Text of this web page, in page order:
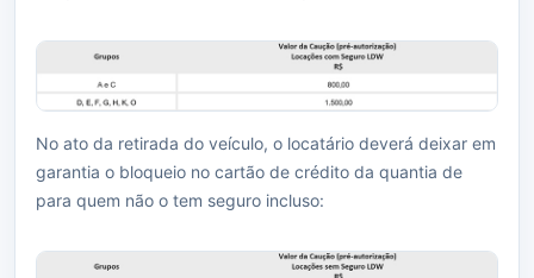
No ato da retirada do veículo, o locatário deverá deixar em
garantia o bloqueio no cartão de crédito da quantia de
para quem não o tem seguro incluso: